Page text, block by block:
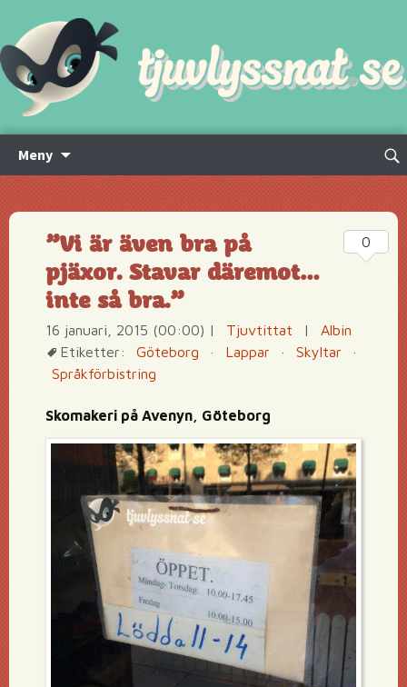
Meny
innehåll
Sök
”Vi är även bra på
pjäxor. Stavar däremot…
inte så bra.”
16 januari, 2015 (00:00) | Tjuvtittat |
Albin
Etiketter:
Göteborg · Lappar · Skyltar
·
Språkförbistring
Skomakeri på Avenyn, Göteborg
0